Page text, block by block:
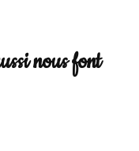
nous font